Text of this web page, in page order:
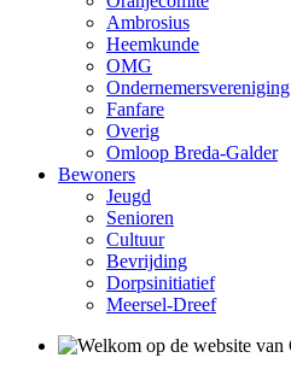
Ambrosius
Heemkunde
OMG
Ondernemersvereniging
Fanfare
Overig
Omloop Breda-Galder
Bewoners
Jeugd
Senioren
Cultuur
Bevrijding
Dorpsinitiatief
Meersel-Dreef